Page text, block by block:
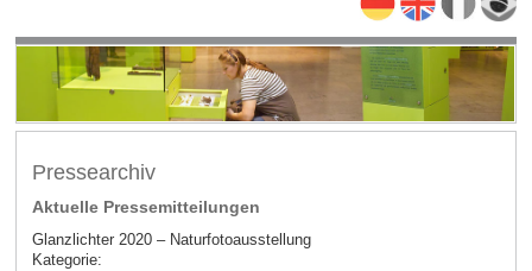
Pressearchiv
Aktuelle Pressemitteilungen
Glanzlichter 2020 – Naturfotoausstellung
Kategorie: